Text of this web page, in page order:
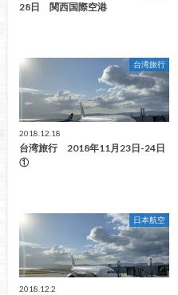
28日 関西国際空港
台湾旅行
2018.12.18
台湾旅行 2018年11月23日-24日
①
日本航空
2018.12.2